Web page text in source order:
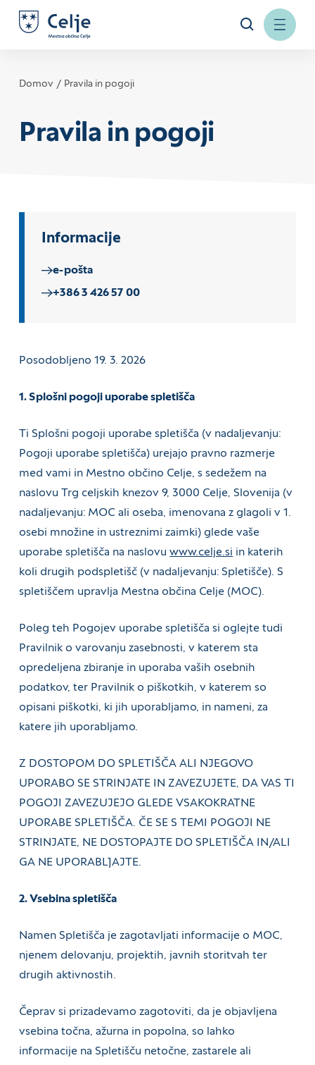
Domov Pravila in pogoji
Pravila in pogoji
Informacije
e-pošta
+386 3 426 57 00
Posodobljeno 19. 3. 2026
1. Splošni pogoji uporabe spletišča
Ti Splošni pogoji uporabe spletišča (v nadaljevanju:
Pogoji uporabe spletišča) urejajo pravno razmerje
med vami in Mestno občino Celje, s sedežem na
naslovu Trg celjskih knezov 9, 3000 Celje, Slovenija (v
nadaljevanju: MOC ali oseba, imenovana z glagoli v 1.
osebi množine in ustreznimi zaimki) glede vaše
uporabe spletišča na naslovuwww.celje.si in katerih
koli drugih podspletišč (v nadaljevanju: Spletišče). S
spletiščem upravlja Mestna občina Celje (MOC).
Poleg teh Pogojev uporabe spletišča si oglejte tudi
Pravilnik o varovanju zasebnosti, v katerem sta
opredeljena zbiranje in uporaba vaših osebnih
podatkov, ter Pravilnik o piškotkih, v katerem so
opisani piškotki, ki jih uporabljamo, in nameni, za
katere jih uporabljamo.
Z DOSTOPOM DO SPLETIŠČA ALI NJEGOVO
UPORABO SE STRINJATE IN ZAVEZUJETE, DA VAS TI
POGOJI ZAVEZUJEJO GLEDE VSAKOKRATNE
UPORABE SPLETIŠČA. ČE SE S TEMI POGOJI NE
STRINJATE, NE DOSTOPAJTE DO SPLETIŠČA IN/ALI
GA NE UPORABLJAJTE.
2. Vsebina spletišča
Namen Spletišča je zagotavljati informacije o MOC,
njenem delovanju, projektih, javnih storitvah ter
drugih aktivnostih.
Čeprav si prizadevamo zagotoviti, da je objavljena
vsebina točna, ažurna in popolna, so lahko
informacije na Spletišču netočne, zastarele ali